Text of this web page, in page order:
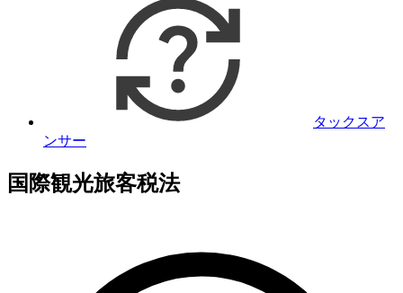
タックスア
ンサー
国際観光旅客税法